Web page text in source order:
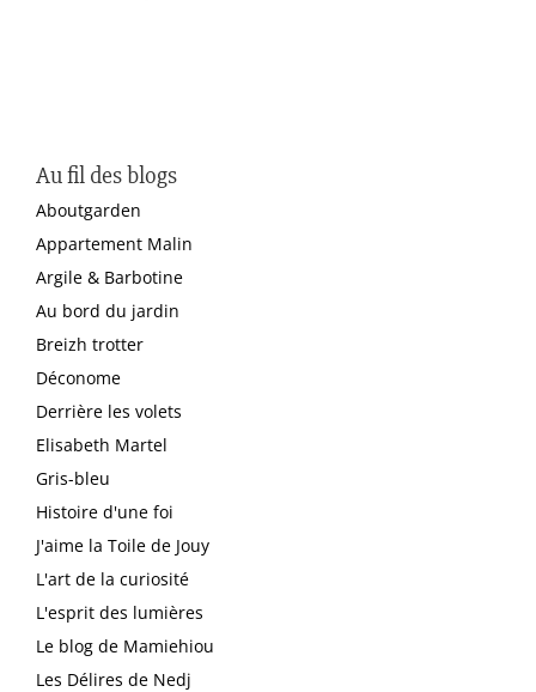
Au fil des blogs
Aboutgarden
Appartement Malin
Argile & Barbotine
Au bord du jardin
Breizh trotter
Déconome
Derrière les volets
Elisabeth Martel
Gris-bleu
Histoire d'une foi
J'aime la Toile de Jouy
L'art de la curiosité
L'esprit des lumières
Le blog de Mamiehiou
Les Délires de Nedj